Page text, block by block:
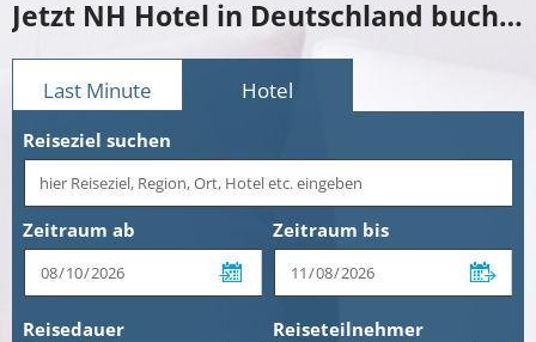
Jetzt NH Hotel in Deutschland buchen!
Last Minute Hotel
Reiseziel suchen
Zeitraum ab Zeitraum bis
Reisedauer Reiseteilnehmer